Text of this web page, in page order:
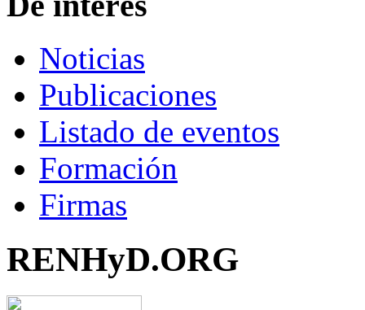
Noticias
Publicaciones
Listado de eventos
Formación
Firmas
RENHyD.ORG